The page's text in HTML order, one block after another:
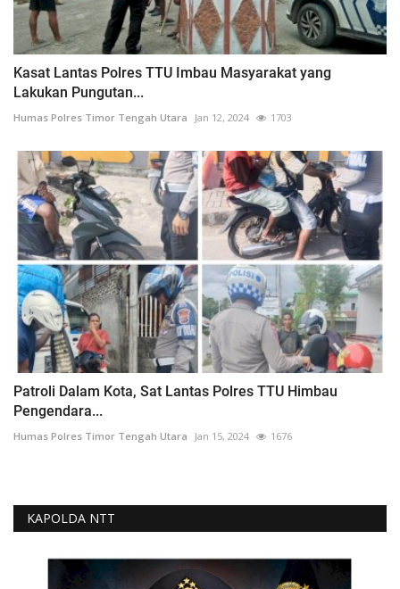
Kasat Lantas Polres TTU Imbau Masyarakat yang
Lakukan Pungutan...
Humas Polres Timor Tengah Utara Jan 12, 2024 1703
Patroli Dalam Kota, Sat Lantas Polres TTU Himbau
Pengendara...
Humas Polres Timor Tengah Utara Jan 15, 2024 1676
KAPOLDA NTT